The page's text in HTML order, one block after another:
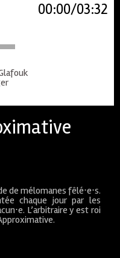
03:32
00:00
de mélomanes fêlé⋅e⋅s.
chaque jour par les
L’arbitraire y est roi